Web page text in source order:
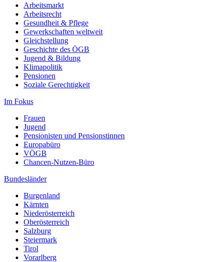
Arbeitsmarkt
Arbeitsrecht
Gesundheit & Pflege
Gewerkschaften weltweit
Gleichstellung
Geschichte des ÖGB
Jugend & Bildung
Klimapolitik
Pensionen
Soziale Gerechtigkeit
Im Fokus
Frauen
Jugend
Pensionisten und Pensionstinnen
Europabüro
VÖGB
Chancen-Nutzen-Büro
Bundesländer
Burgenland
Kärnten
Niederösterreich
Oberösterreich
Salzburg
Steiermark
Tirol
Vorarlberg